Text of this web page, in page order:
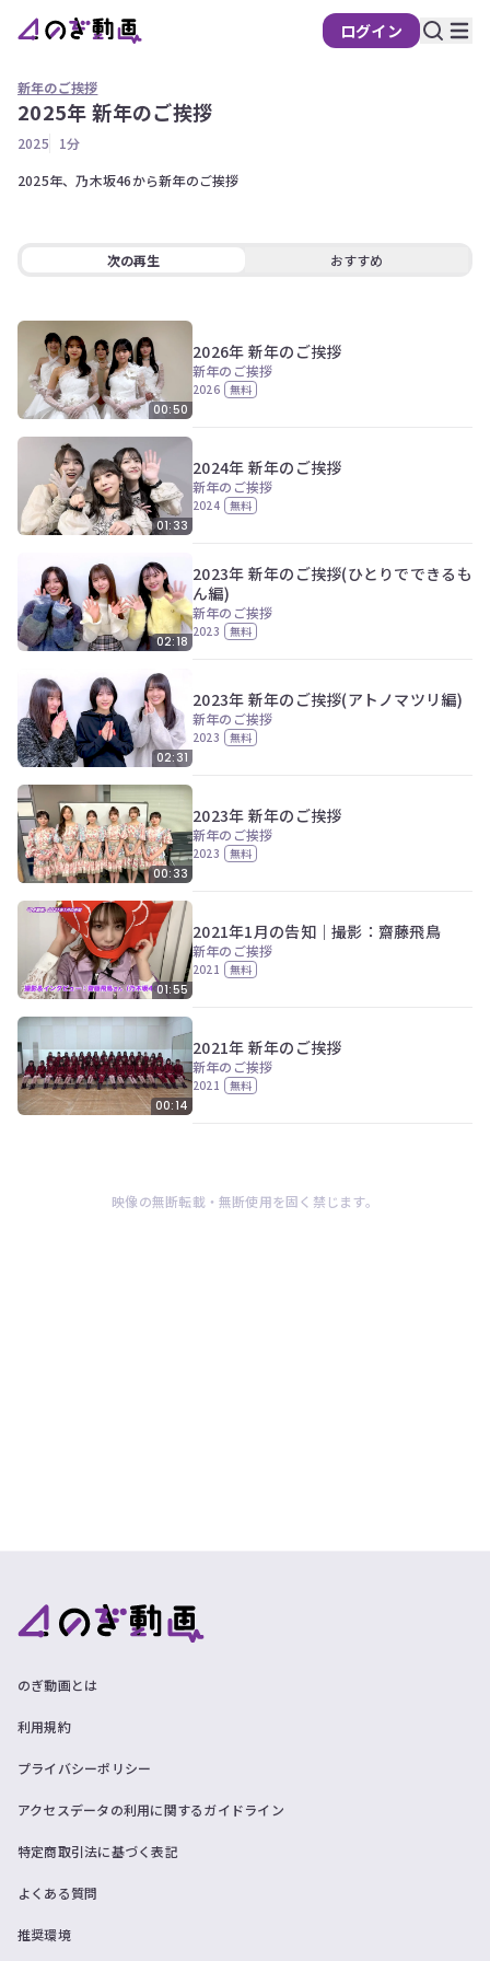
ログイン
新年のご挨拶
2025年 新年のご挨拶
2025
1分
2025年、乃木坂46から新年のご挨拶
次の再生 おすすめ
00:50
2026年 新年のご挨拶
新年のご挨拶
2026 無料
01:33
2024年 新年のご挨拶
新年のご挨拶
2024 無料
02:18
2023年 新年のご挨拶(ひとりでできるも
ん編)
新年のご挨拶
2023 無料
02:31
2023年 新年のご挨拶(アトノマツリ編)
新年のご挨拶
2023 無料
00:33
2023年 新年のご挨拶
新年のご挨拶
2023 無料
01:55
2021年1月の告知｜撮影：齋藤飛鳥
新年のご挨拶
2021 無料
00:14
2021年 新年のご挨拶
新年のご挨拶
2021 無料
映像の無断転載・無断使用を固く禁じます。
のぎ動画とは
利用規約
プライバシーポリシー
アクセスデータの利用に関するガイドライン
特定商取引法に基づく表記
よくある質問
推奨環境